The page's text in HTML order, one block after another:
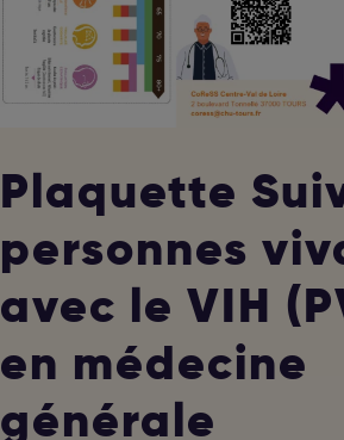
Plaquette
personnes
avec le VIH
en médecine
générale